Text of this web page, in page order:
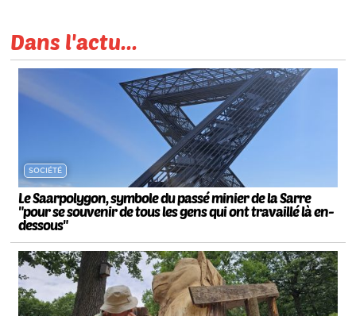
Dans l'actu...
SOCIÉTÉ
Le Saarpolygon, symbole du passé minier de la Sarre
"pour se souvenir de tous les gens qui ont travaillé là en-
dessous"